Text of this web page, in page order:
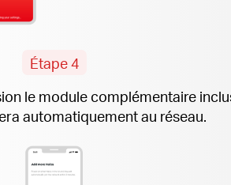
Étape 4
le module complémentaire
automatiquement au réseau.